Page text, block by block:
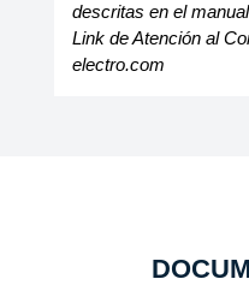
descritas en el manual
Link de Atención al
electro.com